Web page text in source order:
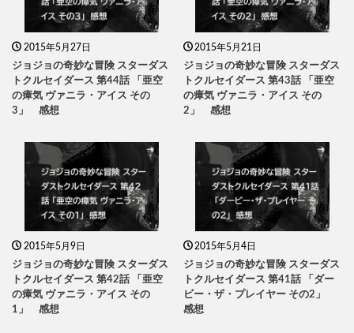
2015年5月27日
ジョジョの奇妙な冒険 スターダス
トクルセイダース 第44話 「亜空
の瘴気 ヴァニラ・アイス その
3」 感想
2015年5月21日
ジョジョの奇妙な冒険 スターダス
トクルセイダース 第43話 「亜空
の瘴気 ヴァニラ・アイス その
2」 感想
2015年5月9日
ジョジョの奇妙な冒険 スターダス
トクルセイダース 第42話 「亜空
の瘴気 ヴァニラ・アイス その
1」 感想
2015年5月4日
ジョジョの奇妙な冒険 スターダス
トクルセイダース 第41話 「ダー
ビー・ザ・プレイヤー その2」
感想